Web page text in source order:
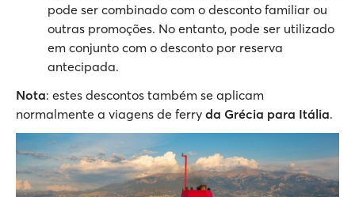
pode ser combinado com o desconto familiar ou
outras promoções. No entanto, pode ser utilizado
em conjunto com o desconto por reserva
antecipada.
Nota: estes descontos também se aplicam
normalmente a viagens de ferry da Grécia para Itália.